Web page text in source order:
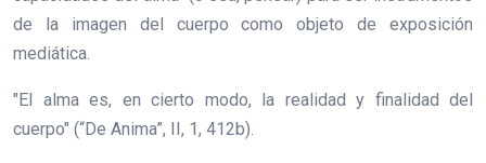
de la imagen del cuerpo como objeto de exposición
mediática.
"El alma es, en cierto modo, la realidad y finalidad del
cuerpo" (“De Anima”, II, 1, 412b).